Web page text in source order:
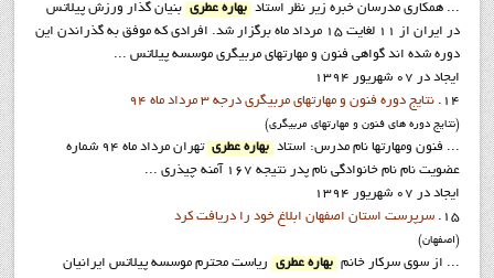
... همکاري مدرسان خبره زير نظر استاد
بهاره عطري بنيان گذار ورزش پيلاتس
در ايران از 11 لغايت 15 مرداد ماه برگزار شد. افرادي که موفق به گذراندن اين
دوره شده اند گواهي فنون و مهارتهاي مربيگري موسسه پيلاتس ...
ایجاد در 07 شهریور 1394
14.
نتايج دوره فنون و مهارتهاي مربيگري درجه 3 مرداد ماه 94
(نتايج دوره هاي فنون و مهارتهاي مربيگري)
... فنون ومهارتها نام مدرس: استاد
بهاره عطري
تهران مرداد ماه 94 شماره
عضويت نام نام خانوادگي نام پدر نتيجه 167 آمنه چيذري ...
ایجاد در 07 شهریور 1394
15.
سرپرست استان اصفهان ابلاغ خود را دريافت کرد
(اصفهان)
... از سوي سرکار خانم
بهاره عطري
رياست محترم موسسه پيلاتس ايرانيان